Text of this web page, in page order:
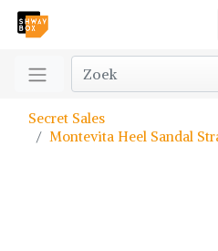
Secret Sales
Montevita Heel Sandal